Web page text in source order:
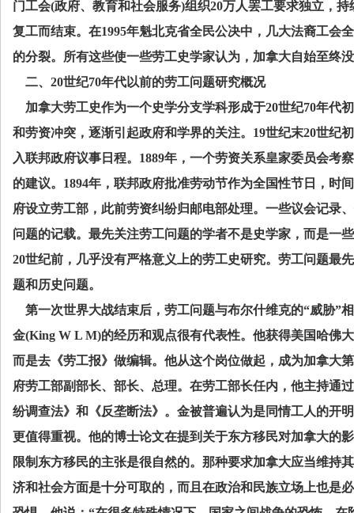
门工会(政府、教育和社会服务)组织20万人罢工要求独立，持
复工而结束。在1995年魁北克省全民公决中，几大法裔工会
的分裂。所有这些使一些劳工史学家认为，加拿大自始至终
二、 20世纪70年代以前的劳工问题研究概况
加拿大劳工史作为一个史学分支学科形成于20世纪70年代
和劳资冲突，逐渐引起政府和学界的关注。 19世纪末20世纪
入联邦政府议事日程。 1889年，一个劳资关系皇家委员会考
的建议。 1894年，联邦政府批准劳动节作为全国性节日，时
府设立劳工部，此前劳资纠纷归邮电部处理。一些议会记录
问题的记载。最先关注劳工问题的学者不是史学家，而是一
20世纪前，几乎没有严格意义上的劳工史研究。劳工问题最
题和历史问题。
第一次世界大战结束后，劳工问题与布尔什维克的“威胁”
金(King W L M)的经历和观点很有代表性。他获得美国哈佛
而是去《劳工报》做编辑。他从这个岗位做起，成为加拿大
府劳工部副部长、部长、总理。在劳工部长任内，他主持通
纷调查法》和《反垄断法》。金被普遍认为是同情工人的开
更值得重视。他的博士论文在提到关于东方移民对加拿大的
限制东方移民的主张是很自然的。那种要求加拿大应当维持
济和社会方面是十分可取的，而且在政治和民族立场上也是